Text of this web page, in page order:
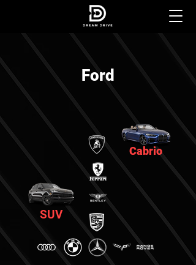
Ford
Cabrio
SUV